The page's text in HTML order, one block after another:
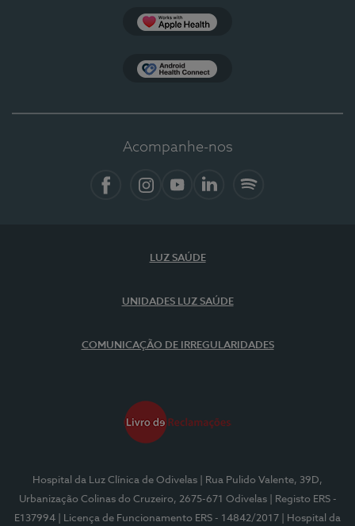
Acompanhe-nos
LUZ SAÚDE
UNIDADES LUZ SAÚDE
COMUNICAÇÃO DE IRREGULARIDADES
Hospital da Luz Clínica de Odivelas
| Rua Pulido Valente, 39D,
Urbanização Colinas do Cruzeiro, 2675-671 Odivelas
| Registo ERS -
E137994
| Licença de Funcionamento ERS - 14842/2017
| Hospital da